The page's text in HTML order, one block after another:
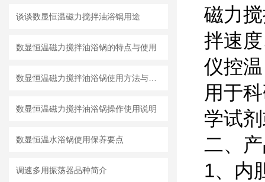
谈谈数显恒温磁力搅拌油浴锅用途
数显恒温磁力搅拌油浴锅的特点与使用
数显恒温磁力搅拌油浴锅操作使用说明
数显恒温水浴锅使用保养要点
调速多用振荡器品种简介
磁力
拌速
仪控
用于
学试
二、
1、内